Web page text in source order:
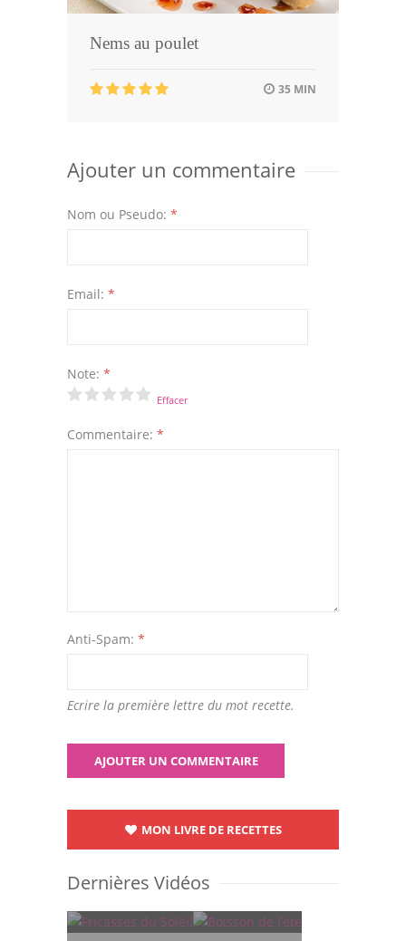
Nems au poulet
35 MIN
Ajouter un commentaire
Nom ou Pseudo: *
Email: *
Note: *
Effacer
Commentaire: *
Anti-Spam: *
Ecrire la première lettre du mot recette.
MON LIVRE DE RECETTES
Dernières Vidéos